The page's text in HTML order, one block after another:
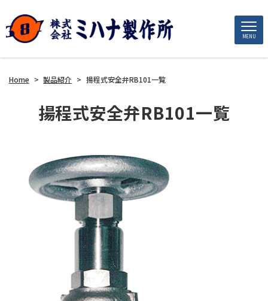
MENU
Home > 製品紹介 > 揚程式安全弁RB101一覧
揚程式安全弁RB101一覧